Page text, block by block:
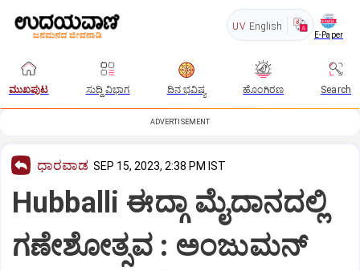
UV English
E-Paper
ಮುಖಪುಟ ಸುದ್ದಿ ವಿಭಾಗ ದಿನ ಭವಿಷ್ಯ ಹೊಂಗಿರಣ Search
ADVERTISEMENT
ಧಾರವಾಡ SEP 15, 2023, 2:38 PM IST
Hubballi ಈದ್ಗಾ ಮೈದಾನದಲ್ಲಿ
ಗಣೇಶೋತ್ಸವ : ಅಂಜುಮನ್